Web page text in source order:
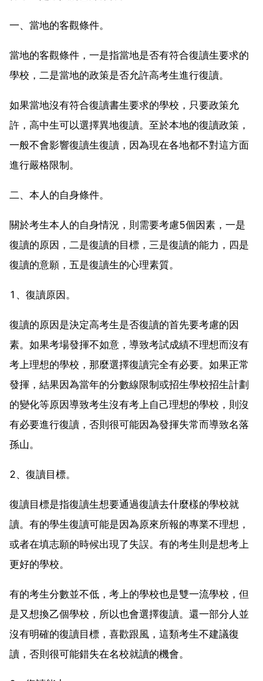
一、當地的客觀條件。
當地的客觀條件，一是指當地是否有符合復讀生要求的
學校，二是當地的政策是否允許高考生進行復讀。
如果當地沒有符合復讀書生要求的學校，只要政策允
許，高中生可以選擇異地復讀。至於本地的復讀政策，
一般不會影響復讀生復讀，因為現在各地都不對這方面
進行嚴格限制。
二、本人的自身條件。
關於考生本人的自身情況，則需要考慮5個因素，一是
復讀的原因，二是復讀的目標，三是復讀的能力，四是
復讀的意願，五是復讀生的心理素質。
1、復讀原因。
復讀的原因是決定高考生是否復讀的首先要考慮的因
素。如果考場發揮不如意，導致考試成績不理想而沒有
考上理想的學校，那麼選擇復讀完全有必要。如果正常
發揮，結果因為當年的分數線限制或招生學校招生計劃
的變化等原因導致考生沒有考上自己理想的學校，則沒
有必要進行復讀，否則很可能因為發揮失常而導致名落
孫山。
2、復讀目標。
復讀目標是指復讀生想要通過復讀去什麼樣的學校就
讀。有的學生復讀可能是因為原來所報的專業不理想，
或者在填志願的時候出現了失誤。有的考生則是想考上
更好的學校。
有的考生分數並不低，考上的學校也是雙一流學校，但
是又想換乙個學校，所以也會選擇復讀。還一部分人並
沒有明確的復讀目標，喜歡跟風，這類考生不建議復
讀，否則很可能錯失在名校就讀的機會。